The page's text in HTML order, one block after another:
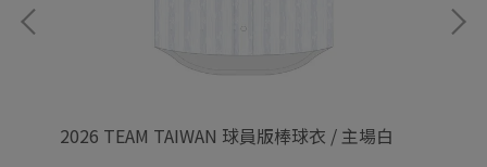
2026 TEAM TAIWAN 球員版棒球衣 / 主場白